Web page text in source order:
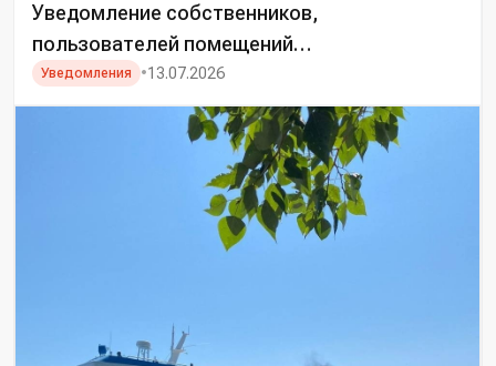
Уведомление собственников,
пользователей помещений
многоквартирных домов о предстоящем
переходе на прямые договоры
электроснабжения с АО «Ульяновскэнерго»
Уведомления •13.07.2026